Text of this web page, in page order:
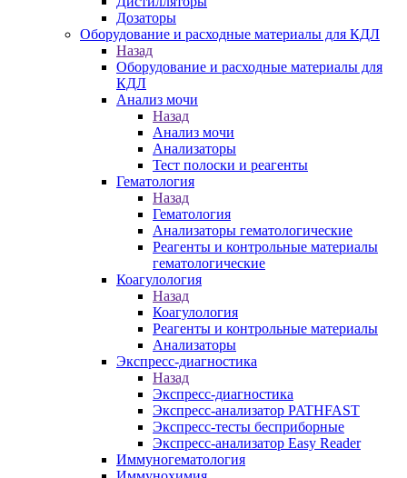
Дозаторы
Оборудование и расходные материалы для КДЛ
Назад
Оборудование и расходные материалы для
КДЛ
Анализ мочи
Назад
Анализ мочи
Анализаторы
Тест полоски и реагенты
Гематология
Назад
Гематология
Анализаторы гематологические
Реагенты и контрольные материалы
гематологические
Коагулология
Назад
Коагулология
Реагенты и контрольные материалы
Анализаторы
Экспресс-диагностика
Назад
Экспресс-диагностика
Экспресс-анализатор PATHFAST
Экспресс-тесты бесприборные
Экспресс-анализатор Easy Reader
Иммуногематология